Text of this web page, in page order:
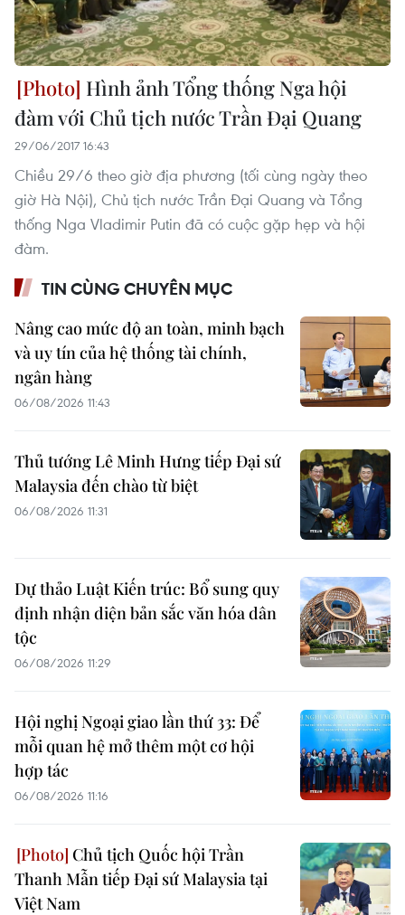
Hình ảnh Tổng thống Nga hội
đàm với Chủ tịch nước Trần Đại Quang
29/06/2017 16:43
Chiều 29/6 theo giờ địa phương (tối cùng ngày theo
giờ Hà Nội), Chủ tịch nước Trần Đại Quang và Tổng
thống Nga Vladimir Putin đã có cuộc gặp hẹp và hội
đàm.
TIN CÙNG CHUYÊN MỤC
Nâng cao mức độ an toàn, minh bạch
và uy tín của hệ thống tài chính,
ngân hàng
06/08/2026 11:43
Thủ tướng Lê Minh Hưng tiếp Đại sứ
Malaysia đến chào từ biệt
06/08/2026 11:31
Dự thảo Luật Kiến trúc: Bổ sung quy
định nhận diện bản sắc văn hóa dân
tộc
06/08/2026 11:29
Hội nghị Ngoại giao lần thứ 33: Để
mỗi quan hệ mở thêm một cơ hội
hợp tác
06/08/2026 11:16
Chủ tịch Quốc hội Trần
Thanh Mẫn tiếp Đại sứ Malaysia tại
Việt Nam